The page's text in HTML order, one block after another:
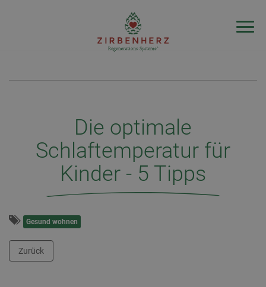
Die optimale
Schlaftemperatur für
Kinder - 5 Tipps
Gesund wohnen
Zurück